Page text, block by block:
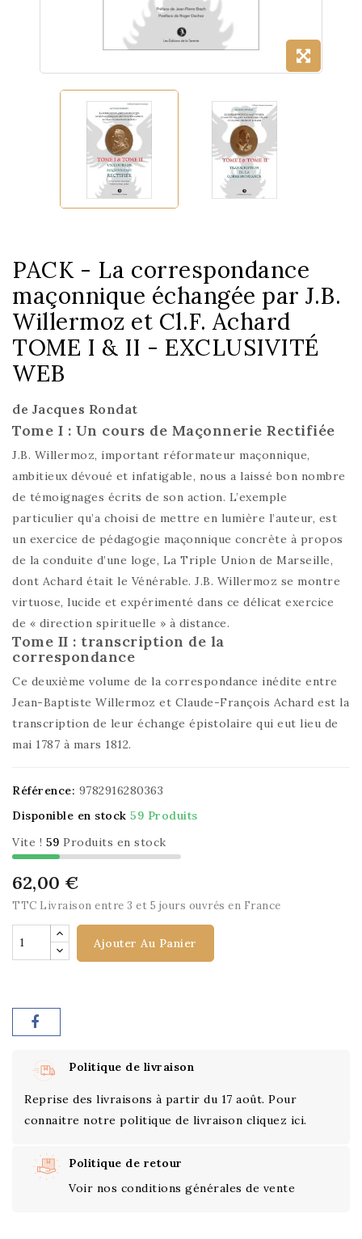
PACK - La correspondance
maçonnique échangée par J.B.
Willermoz et Cl.F. Achard
TOME I & II - EXCLUSIVITÉ
WEB
de Jacques Rondat
Tome I : Un cours de Maçonnerie Rectifiée
J.B. Willermoz, important réformateur maçonnique,
ambitieux dévoué et infatigable, nous a laissé bon nombre
de témoignages écrits de son action. L’exemple
particulier qu’a choisi de mettre en lumière l’auteur, est
un exercice de pédagogie maçonnique concrète à propos
de la conduite d’une loge, La Triple Union de Marseille,
dont Achard était le Vénérable. J.B. Willermoz se montre
virtuose, lucide et expérimenté dans ce délicat exercice
de « direction spirituelle » à distance.
Tome II : transcription de la
correspondance
Ce deuxième volume de la correspondance inédite entre
Jean-Baptiste Willermoz et Claude-François Achard est la
transcription de leur échange épistolaire qui eut lieu de
mai 1787 à mars 1812.
Référence: 9782916280363
Disponible en stock 59 Produits
Vite ! 59 Produits en stock
62,00 €
TTC Livraison entre 3 et 5 jours ouvrés en France
Ajouter Au Panier
Politique de livraison
Reprise des livraisons à partir du 17 août. Pour
connaitre notre politique de livraison cliquez ici.
Politique de retour
Voir nos conditions générales de vente